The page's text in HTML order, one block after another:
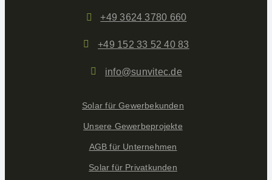
+49 3624 3780 660
+49 152 33 52 40 83
info@sunvitec.de
Solar für Gewerbekunden
Unsere Gewerbeprojekte
AGB für Unternehmen
Solar für Privatkunden